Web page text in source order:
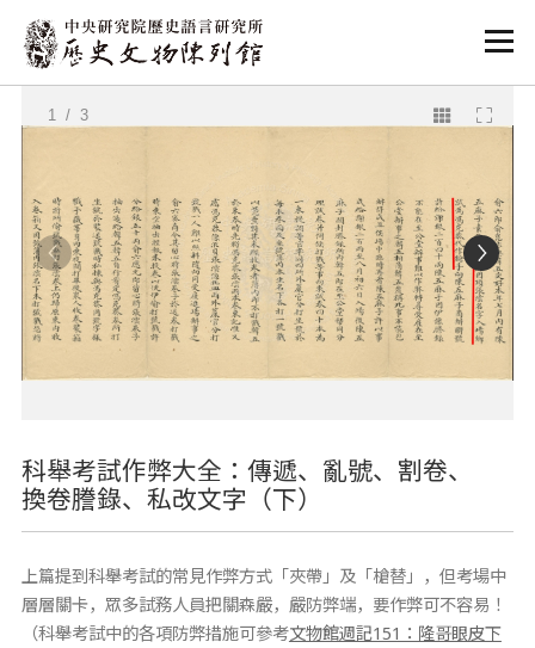
:::
:::
1/ 3
科舉考試作弊大全：傳遞、亂號、割卷、
換卷謄錄、私改文字（下）
上篇提到科舉考試的常見作弊方式「夾帶」及「槍替」，但考場中
層層關卡，眾多試務人員把關森嚴，嚴防弊端，要作弊可不容易！
（科舉考試中的各項防弊措施可參考文物館週記151：隆哥眼皮下